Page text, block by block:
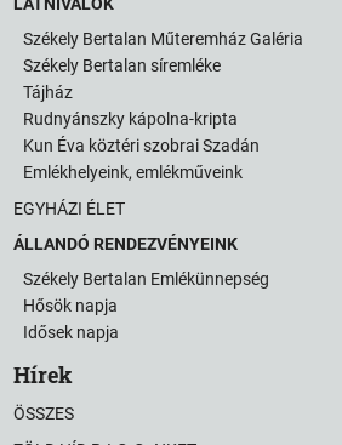
Székely Bertalan Műteremház Galéria
Székely Bertalan síremléke
Tájház
Rudnyánszky kápolna-kripta
Kun Éva köztéri szobrai Szadán
Emlékhelyeink, emlékműveink
EGYHÁZI ÉLET
ÁLLANDÓ RENDEZVÉNYEINK
Székely Bertalan Emlékünnepség
Hősök napja
Idősek napja
Hírek
ÖSSZES